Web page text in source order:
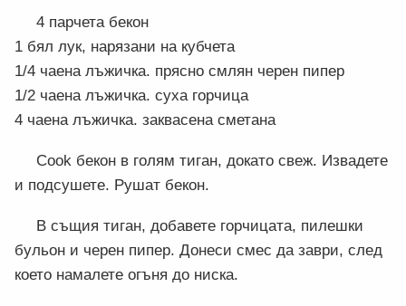
4 парчета бекон
1 бял лук, нарязани на кубчета
1/4 чаена лъжичка. прясно смлян черен пипер
1/2 чаена лъжичка. суха горчица
4 чаена лъжичка. заквасена сметана
Cook бекон в голям тиган, докато свеж. Извадете
и подсушете. Рушат бекон.
В същия тиган, добавете горчицата, пилешки
бульон и черен пипер. Донеси смес да заври, след
което намалете огъня до ниска.